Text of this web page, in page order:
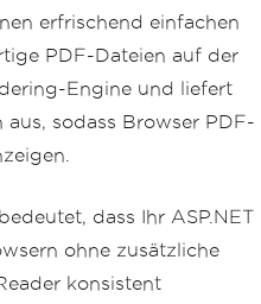
erfrischend einfachen
PDF-Dateien auf der
Engine und liefert
sodass Browser PDF-
dass Ihr ASP.NET
ohne zusätzliche
konsistent